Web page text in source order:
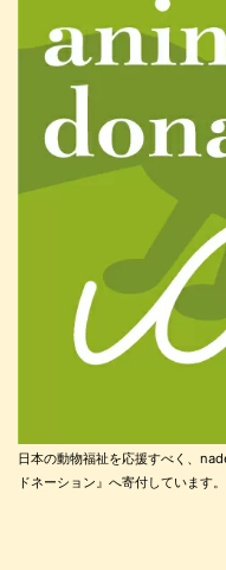
日本の動物福祉を応援すべく、
ドネーション』へ寄付しています。